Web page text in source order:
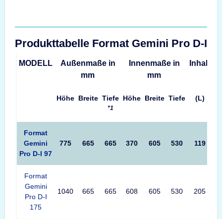
Produkttabelle Format Gemini Pro D-I
MODELL
Außenmaße in
mm
Innenmaße in
mm
Inhalt
Höhe Breite Tiefe
*1
Höhe Breite Tiefe (L)
Format
Gemini
Pro D-I 97
775 665 665 370 605 530 119
Format
Gemini
Pro D-I
175
1040 665 665 608 605 530 205